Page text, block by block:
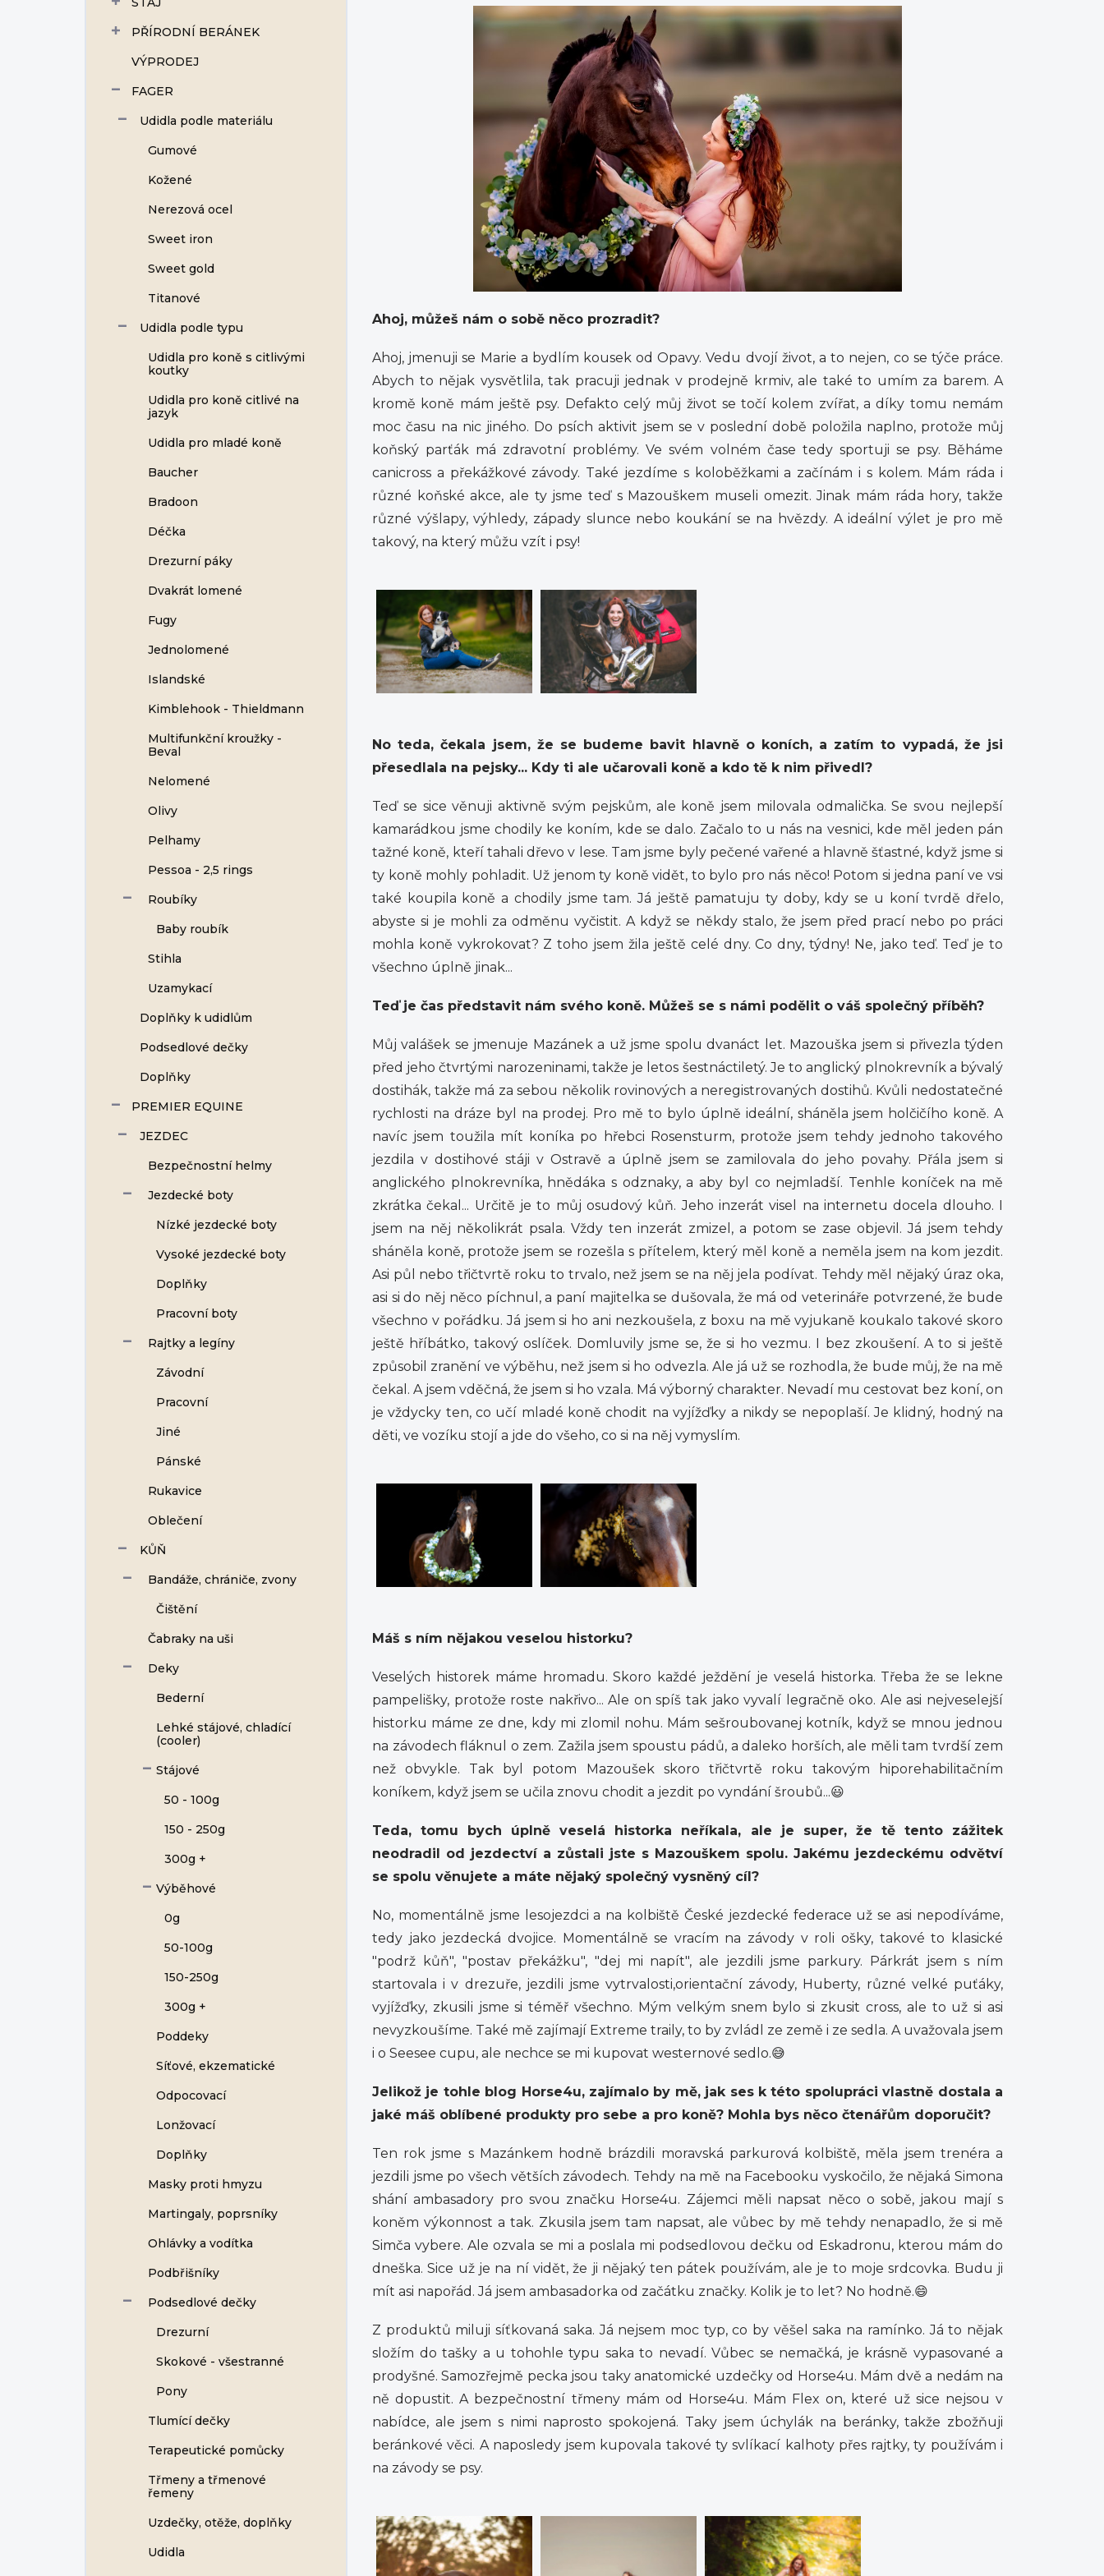
PŘÍRODNÍ BERÁNEK
VÝPRODEJ
FAGER
Udidla podle materiálu
Gumové
Kožené
Nerezová ocel
Sweet iron
Sweet gold
Titanové
Udidla podle typu
Udidla pro koně s citlivými
koutky
Udidla pro koně citlivé na
jazyk
Udidla pro mladé koně
Baucher
Bradoon
Déčka
Drezurní páky
Dvakrát lomené
Fugy
Jednolomené
Islandské
Kimblehook - Thieldmann
Multifunkční kroužky -
Beval
Nelomené
Olivy
Pelhamy
Pessoa - 2,5 rings
Roubíky
Baby roubík
Stihla
Uzamykací
Doplňky k udidlům
Podsedlové dečky
Doplňky
PREMIER EQUINE
JEZDEC
Bezpečnostní helmy
Jezdecké boty
Nízké jezdecké boty
Vysoké jezdecké boty
Doplňky
Pracovní boty
Rajtky a legíny
Závodní
Pracovní
Jiné
Pánské
Rukavice
Oblečení
KŮŇ
Bandáže, chrániče, zvony
Čištění
Čabraky na uši
Deky
Bederní
Lehké stájové, chladící
(cooler)
Stájové
50 - 100g
150 - 250g
300g +
Výběhové
0g
50-100g
150-250g
300g +
Poddeky
Síťové, ekzematické
Odpocovací
Lonžovací
Doplňky
Masky proti hmyzu
Martingaly, poprsníky
Ohlávky a vodítka
Podbřišníky
Podsedlové dečky
Drezurní
Skokové - všestranné
Pony
Tlumící dečky
Terapeutické pomůcky
Třmeny a třmenové
řemeny
Uzdečky, otěže, doplňky
Udidla
Ahoj, můžeš nám o sobě něco prozradit?
Ahoj, jmenuji se Marie a bydlím kousek od Opavy. Vedu dvojí život, a to nejen, co se týče práce.
Abych to nějak vysvětlila, tak pracuji jednak v prodejně krmiv, ale také to umím za barem. A
kromě koně mám ještě psy. Defakto celý můj život se točí kolem zvířat, a díky tomu nemám
moc času na nic jiného. Do psích aktivit jsem se v poslední době položila naplno, protože můj
koňský parťák má zdravotní problémy. Ve svém volném čase tedy sportuji se psy. Běháme
canicross a překážkové závody. Také jezdíme s koloběžkami a začínám i s kolem. Mám ráda i
různé koňské akce, ale ty jsme teď s Mazouškem museli omezit. Jinak mám ráda hory, takže
různé výšlapy, výhledy, západy slunce nebo koukání se na hvězdy. A ideální výlet je pro mě
takový, na který můžu vzít i psy!
No teda, čekala jsem, že se budeme bavit hlavně o koních, a zatím to vypadá, že jsi
přesedlala na pejsky... Kdy ti ale učarovali koně a kdo tě k nim přivedl?
Teď se sice věnuji aktivně svým pejskům, ale koně jsem milovala odmalička. Se svou nejlepší
kamarádkou jsme chodily ke koním, kde se dalo. Začalo to u nás na vesnici, kde měl jeden pán
tažné koně, kteří tahali dřevo v lese. Tam jsme byly pečené vařené a hlavně šťastné, když jsme si
ty koně mohly pohladit. Už jenom ty koně vidět, to bylo pro nás něco! Potom si jedna paní ve vsi
také koupila koně a chodily jsme tam. Já ještě pamatuju ty doby, kdy se u koní tvrdě dřelo,
abyste si je mohli za odměnu vyčistit. A když se někdy stalo, že jsem před prací nebo po práci
mohla koně vykrokovat? Z toho jsem žila ještě celé dny. Co dny, týdny! Ne, jako teď. Teď je to
všechno úplně jinak...
Teď je čas představit nám svého koně. Můžeš se s námi podělit o váš společný příběh?
Můj valášek se jmenuje Mazánek a už jsme spolu dvanáct let. Mazouška jsem si přivezla týden
před jeho čtvrtými narozeninami, takže je letos šestnáctiletý. Je to anglický plnokrevník a bývalý
dostihák, takže má za sebou několik rovinových a neregistrovaných dostihů. Kvůli nedostatečné
rychlosti na dráze byl na prodej. Pro mě to bylo úplně ideální, sháněla jsem holčičího koně. A
navíc jsem toužila mít koníka po hřebci Rosensturm, protože jsem tehdy jednoho takového
jezdila v dostihové stáji v Ostravě a úplně jsem se zamilovala do jeho povahy. Přála jsem si
anglického plnokrevníka, hnědáka s odznaky, a aby byl co nejmladší. Tenhle koníček na mě
zkrátka čekal... Určitě je to můj osudový kůň. Jeho inzerát visel na internetu docela dlouho. I
jsem na něj několikrát psala. Vždy ten inzerát zmizel, a potom se zase objevil. Já jsem tehdy
sháněla koně, protože jsem se rozešla s přítelem, který měl koně a neměla jsem na kom jezdit.
Asi půl nebo třičtvrtě roku to trvalo, než jsem se na něj jela podívat. Tehdy měl nějaký úraz oka,
asi si do něj něco píchnul, a paní majitelka se dušovala, že má od veterináře potvrzené, že bude
všechno v pořádku. Já jsem si ho ani nezkoušela, z boxu na mě vyjukaně koukalo takové skoro
ještě hříbátko, takový oslíček. Domluvily jsme se, že si ho vezmu. I bez zkoušení. A to si ještě
způsobil zranění ve výběhu, než jsem si ho odvezla. Ale já už se rozhodla, že bude můj, že na mě
čekal. A jsem vděčná, že jsem si ho vzala. Má výborný charakter. Nevadí mu cestovat bez koní, on
je vždycky ten, co učí mladé koně chodit na vyjížďky a nikdy se nepoplaší. Je klidný, hodný na
děti, ve vozíku stojí a jde do všeho, co si na něj vymyslím.
Máš s ním nějakou veselou historku?
Veselých historek máme hromadu. Skoro každé ježdění je veselá historka. Třeba že se lekne
pampelišky, protože roste nakřivo... Ale on spíš tak jako vyvalí legračně oko. Ale asi nejveselejší
historku máme ze dne, kdy mi zlomil nohu. Mám sešroubovanej kotník, když se mnou jednou
na závodech fláknul o zem. Zažila jsem spoustu pádů, a daleko horších, ale měli tam tvrdší zem
než obvykle. Tak byl potom Mazoušek skoro třičtvrtě roku takovým hiporehabilitačním
koníkem, když jsem se učila znovu chodit a jezdit po vyndání šroubů...😃
Teda, tomu bych úplně veselá historka neříkala, ale je super, že tě tento zážitek
neodradil od jezdectví a zůstali jste s Mazouškem spolu. Jakému jezdeckému odvětví
se spolu věnujete a máte nějaký společný vysněný cíl?
No, momentálně jsme lesojezdci a na kolbiště České jezdecké federace už se asi nepodíváme,
tedy jako jezdecká dvojice. Momentálně se vracím na závody v roli ošky, takové to klasické
"podrž kůň", "postav překážku", "dej mi napít", ale jezdili jsme parkury. Párkrát jsem s ním
startovala i v drezuře, jezdili jsme vytrvalosti,orientační závody, Huberty, různé velké puťáky,
vyjížďky, zkusili jsme si téměř všechno. Mým velkým snem bylo si zkusit cross, ale to už si asi
nevyzkoušíme. Také mě zajímají Extreme traily, to by zvládl ze země i ze sedla. A uvažovala jsem
i o Seesee cupu, ale nechce se mi kupovat westernové sedlo.😅
Jelikož je tohle blog Horse4u, zajímalo by mě, jak ses k této spolupráci vlastně dostala a
jaké máš oblíbené produkty pro sebe a pro koně? Mohla bys něco čtenářům doporučit?
Ten rok jsme s Mazánkem hodně brázdili moravská parkurová kolbiště, měla jsem trenéra a
jezdili jsme po všech větších závodech. Tehdy na mě na Facebooku vyskočilo, že nějaká Simona
shání ambasadory pro svou značku Horse4u. Zájemci měli napsat něco o sobě, jakou mají s
koněm výkonnost a tak. Zkusila jsem tam napsat, ale vůbec by mě tehdy nenapadlo, že si mě
Simča vybere. Ale ozvala se mi a poslala mi podsedlovou dečku od Eskadronu, kterou mám do
dneška. Sice už je na ní vidět, že ji nějaký ten pátek používám, ale je to moje srdcovka. Budu ji
mít asi napořád. Já jsem ambasadorka od začátku značky. Kolik je to let? No hodně.😄
Z produktů miluji síťkovaná saka. Já nejsem moc typ, co by věšel saka na ramínko. Já to nějak
složím do tašky a u tohohle typu saka to nevadí. Vůbec se nemačká, je krásně vypasované a
prodyšné. Samozřejmě pecka jsou taky anatomické uzdečky od Horse4u. Mám dvě a nedám na
ně dopustit. A bezpečnostní třmeny mám od Horse4u. Mám Flex on, které už sice nejsou v
nabídce, ale jsem s nimi naprosto spokojená. Taky jsem úchylák na beránky, takže zbožňuji
beránkové věci. A naposledy jsem kupovala takové ty svlíkací kalhoty přes rajtky, ty používám i
na závody se psy.